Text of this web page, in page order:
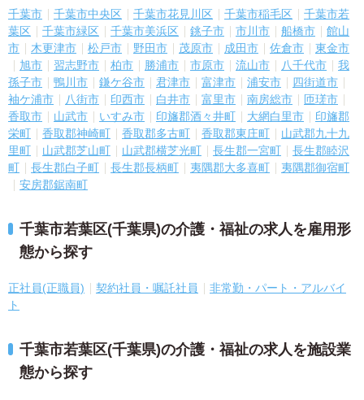
千葉市 千葉市中央区 千葉市花見川区 千葉市稲毛区
千葉市若
葉区
千葉市緑区 千葉市美浜区 銚子市 市川市 船橋市
館山
市
木更津市 松戸市 野田市 茂原市 成田市 佐倉市
東金市
旭市
習志野市 柏市 勝浦市 市原市 流山市 八千代市
我
孫子市
鴨川市 鎌ケ谷市 君津市 富津市 浦安市
四街道市
袖ケ浦市
八街市 印西市 白井市 富里市 南房総市
匝瑳市
香取市
山武市 いすみ市 印旛郡酒々井町 大網白里市
印旛郡
栄町
香取郡神崎町 香取郡多古町 香取郡東庄町
山武郡九十九
里町
山武郡芝山町 山武郡横芝光町 長生郡一宮町
長生郡睦沢
町
長生郡白子町 長生郡長柄町 夷隅郡大多喜町
夷隅郡御宿町
安房郡鋸南町
千葉市若葉区(千葉県)の介護・福祉の求人を雇用形
態から探す
正社員(正職員) 契約社員・嘱託社員
非常勤・パート・アルバイ
ト
千葉市若葉区(千葉県)の介護・福祉の求人を施設業
態から探す